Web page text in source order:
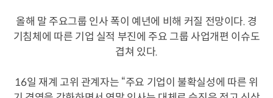
올해 말 주요그룹 인사 폭이 예년에 비해 커질 전망이다. 경
기침체에 따른 기업 실적 부진에 주요 그룹 사업개편 이슈도
겹쳐 있다.
16일 재계 고위 관계자는 “주요 기업이 불확실성에 따른 위